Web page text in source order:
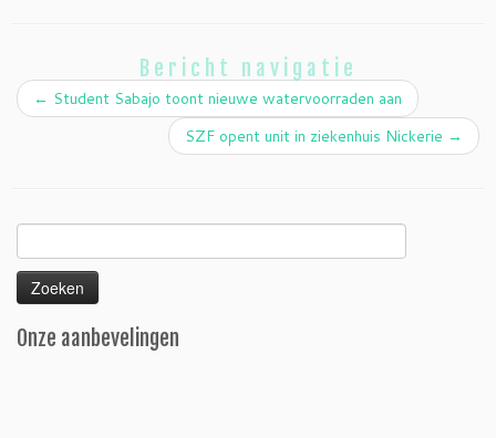
Bericht navigatie
← Student Sabajo toont nieuwe watervoorraden aan
SZF opent unit in ziekenhuis Nickerie →
Zoeken
naar:
Onze aanbevelingen